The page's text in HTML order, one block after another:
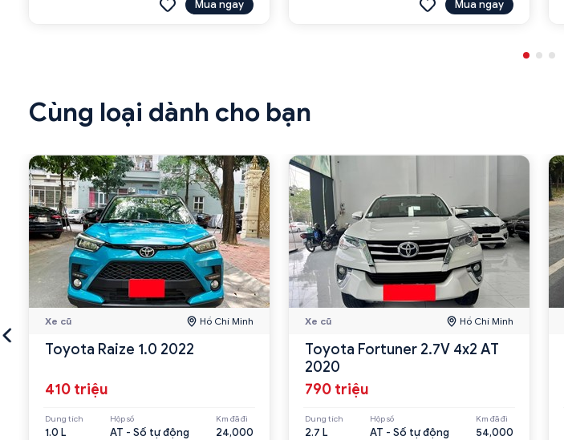
Mua ngay
Mua ngay
Cùng loại dành cho bạn
Xe cũ Hồ Chí Minh
Toyota Raize 1.0 2022
410 triệu
Dung tích
1.0 L
Hộp số
AT - Số tự động
Km đã đi
24,000
Xe cũ Hồ Chí Minh
Toyota Fortuner 2.7V 4x2 AT
2020
790 triệu
Dung tích
2.7 L
Hộp số
AT - Số tự động
Km đã đi
54,000